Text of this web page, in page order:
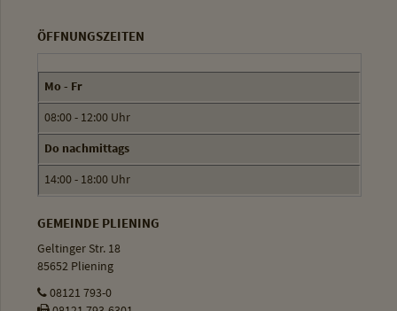
ÖFFNUNGSZEITEN
Mo - Fr
08:00 - 12:00 Uhr
Do nachmittags
14:00 - 18:00 Uhr
GEMEINDE PLIENING
Geltinger Str. 18
85652 Pliening
08121 793-0